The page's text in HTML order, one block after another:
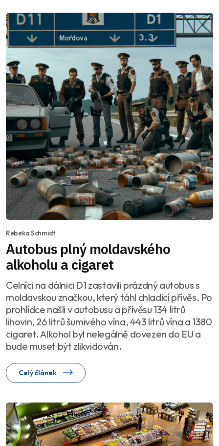
Rebeka Schmidt
Autobus plný moldavského
alkoholu a cigaret
Celníci na dálnici D1 zastavili prázdný autobus s
moldavskou značkou, který táhl chladicí přívěs. Po
prohlídce našli v autobusu a přívěsu 134 litrů
lihovin, 26 litrů šumivého vína, 443 litrů vína a 1380
cigaret. Alkohol byl nelegálně dovezen do EU a
bude muset být zlikvidován.
Celý článek